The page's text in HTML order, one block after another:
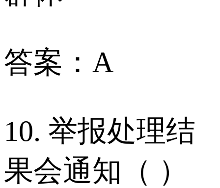
答案：A
10. 举报处理结
果会通知（ ）